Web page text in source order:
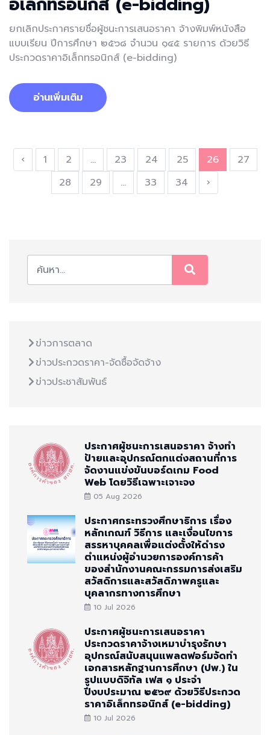
ยกเลิกประกาศรายชื่อผู้ชนะการเสนอราคา จ้างพิมพ์หนังสือ
แบบเรียน ปีการศึกษา ๒๕๖๘ จำนวน ๑๔๕ รายการ ด้วยวิธี
ประกวดราคาอิเล็กทรอนิกส์ (e-bidding)
อ่านเพิ่มเติม
‹ 1 2 ... 23 24 25 26
27
28
29 ... 33 34 ›
ข่าวการตลาด
ข่าวประกวดราคา-จัดซื้อจัดจ้าง
ข่าวประชาสัมพันธ์
ประกาศผู้ชนะการเสนอราคา จ้างทำ
ป้ายและอุปกรณ์ตกแต่งสถานที่การ
จัดงานแข่งขันบอร์ดเกม Food
Web โดยวิธีเฉพาะเจาะจง
05 Aug 2026
ประกาศกระทรวงศึกษาธิการ เรื่อง
หลักเกณฑ์ วิธีการ และเงื่อนไขการ
สรรหาบุคคลเพื่อแต่งตั้งให้ดำรง
ตำแหน่งผู้อำนวยการองค์การค้า
ของสำนักงานคณะกรรมการส่งเสริม
สวัสดิการและสวัสดิภาพครูและ
บุคลากรทางการศึกษา
10 Jul 2026
ประกาศผู้ชนะการเสนอราคา
ประกวดราคาจ้างเหมาบำรุงรักษา
อุปกรณ์สนับสนุนแพลตฟอร์มจัดทำ
เอกสารหลักฐานการศึกษา (ปพ.) ใน
รูปแบบดิจิทัล เฟส ๑ ประจำ
ปีงบประมาณ ๒๕๖๙ ด้วยวิธีประกวด
ราคาอิเล็กทรอนิกส์ (e-bidding)
10 Jul 2026